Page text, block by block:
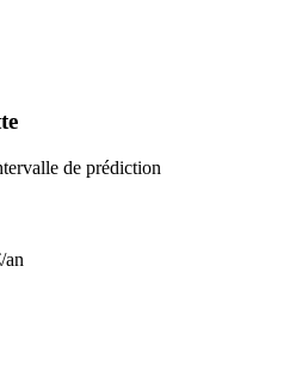
de prédiction
an